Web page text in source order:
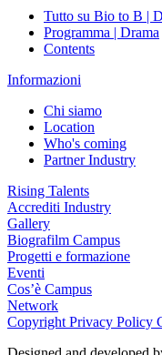
Tutto su Bio to B |
Programma | Drama
Contents
Informazioni
Chi siamo
Location
Who's coming
Partner Industry
Rising Talents
Accrediti Industry
Gallery
Biografilm Campus
Progetti e formazione
Eventi
Cos’è Campus
Network
Copyright Privacy Policy